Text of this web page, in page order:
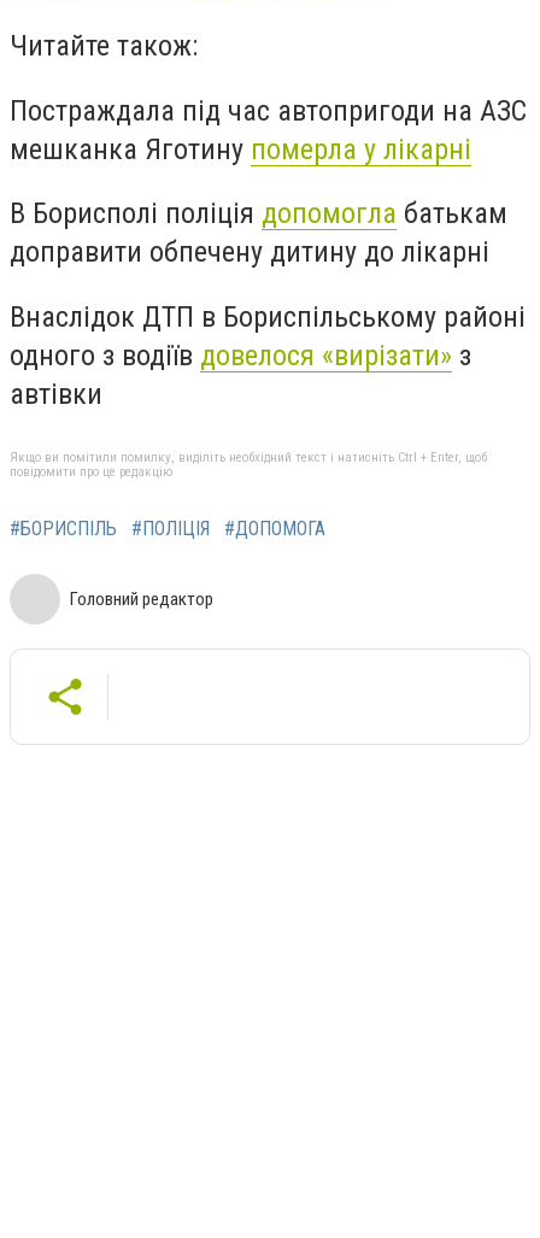
Читайте також:
Постраждала під час автопригоди на АЗС
мешканка Яготину померла у лікарні
В Борисполі поліція допомогла батькам
доправити обпечену дитину до лікарні
Внаслідок ДТП в Бориспільському районі
одного з водіїв довелося «вирізати» з
автівки
Якщо ви помітили помилку, виділіть необхідний текст і натисніть Ctrl + Enter, щоб
повідомити про це редакцію
#БОРИСПІЛЬ #ПОЛІЦІЯ #ДОПОМОГА
Головний редактор